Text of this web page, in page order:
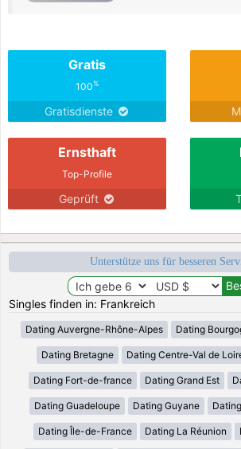
Gratis
100%
Gratisdienste
Ernsthaft
Top-Profile
Geprüft
Unterstütze uns für besseren
Singles finden in: Frankreich
Dating Auvergne-Rhône-Alpes Dating
Dating Bretagne Dating Centre-Val de
Dating Fort-de-france Dating Grand Est
Dating Guadeloupe Dating Guyane
Dating Île-de-France Dating La Réunion